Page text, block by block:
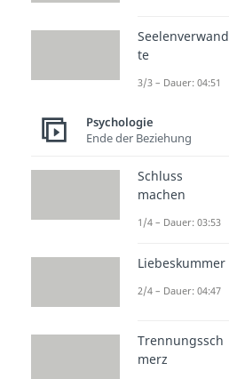
Seelenverwand
te
3/3 – Dauer: 04:51
Psychologie
Ende der Beziehung
Schluss
machen
1/4 – Dauer: 03:53
Liebeskummer
2/4 – Dauer: 04:47
Trennungssch
merz